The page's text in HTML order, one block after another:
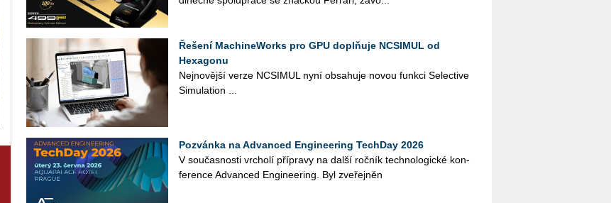
Řešení MachineWorks pro GPU doplňuje NCSIMUL od
Hexagonu
Nej­no­věj­ší verze NC­SI­MUL nyní ob­sa­hu­je novou funk­ci Se­lecti­ve
Si­mu­lati­on ...
Pozvánka na Advanced Engineering TechDay 2026
V sou­čas­nos­ti vr­cho­lí pří­pra­vy na další roč­ník tech­no­lo­gic­ké kon­
fe­ren­ce Advan­ced En­gi­nee­ring. Byl zve­řej­něn